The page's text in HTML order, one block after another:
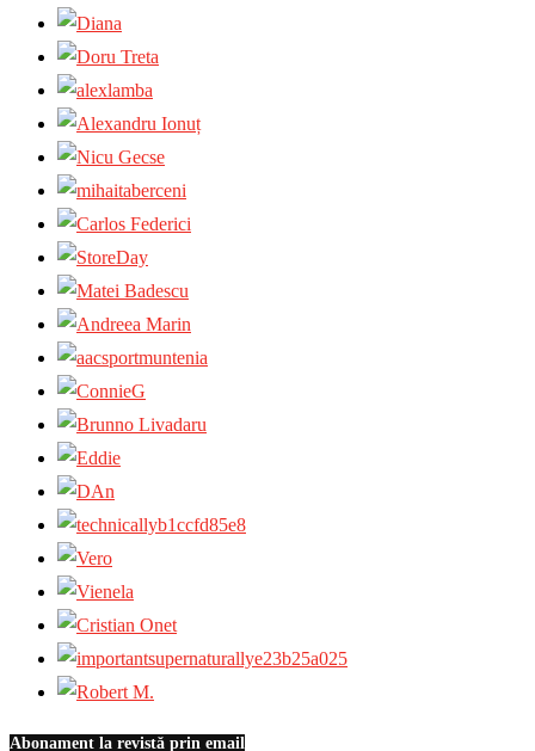
Abonament la revistă prin email